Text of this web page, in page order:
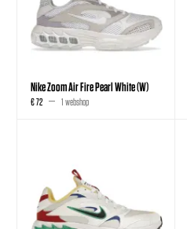
Nike Zoom Air Fire Pearl White (W)
€ 72 1 webshop